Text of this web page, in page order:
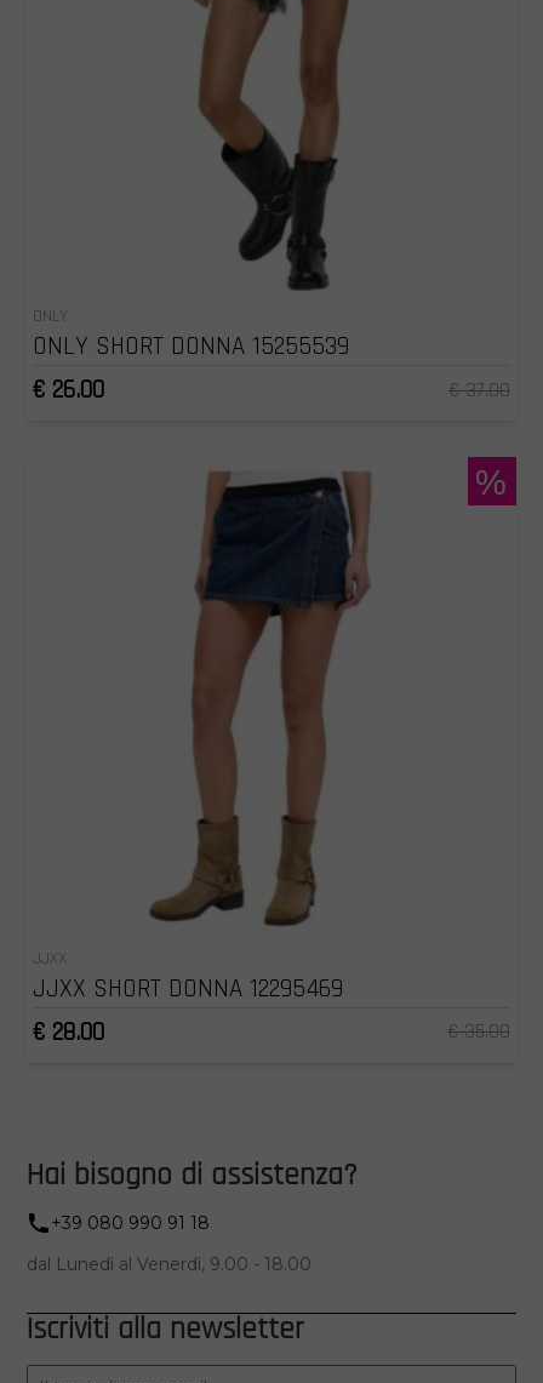
ONLY
ONLY SHORT DONNA 15255539
€ 26.00
€ 37.00
JJXX
JJXX SHORT DONNA 12295469
€ 28.00
€ 35.00
%
Hai bisogno di assistenza?
+39 080 990 91 18
dal Lunedì al Venerdì, 9.00 - 18.00
Iscriviti alla newsletter